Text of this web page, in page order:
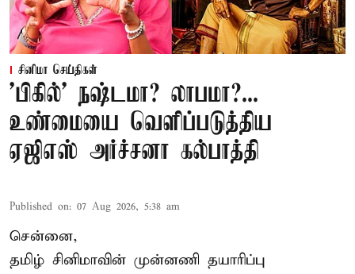
சினிமா செய்திகள்
'பிகில்' நஷ்டமா? லாபமா?...
உண்மையை வெளிப்படுத்திய
ஏஜிஎஸ் அர்ச்சனா கல்பாத்தி
Published on: 07 Aug 2026, 5:38 am
சென்னை,
தமிழ் சினிமாவின் முன்னணி தயாரிப்பு